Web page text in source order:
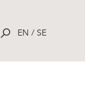
EN / SE